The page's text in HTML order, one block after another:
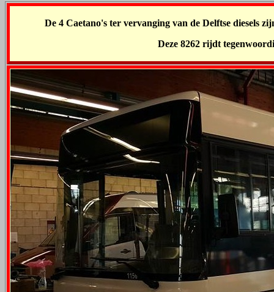
De 4 Caetano's ter vervanging van de Delftse diesels
Deze 8262 rijdt